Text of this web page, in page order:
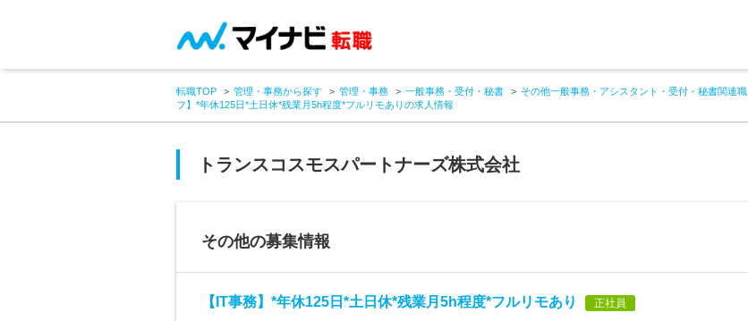
転職TOP 管理・事務から探す 管理・事務 一般事務・受付・秘書 その他一般事務・アシスタント・受付・秘書関連職
フ】*年休125日*土日休*残業月5h程度*フルリモありの求人情報
トランスコスモスパートナーズ株式会社
その他の募集情報
【IT事務】*年休125日*土日休*残業月5h程度*フルリモあり 正社員